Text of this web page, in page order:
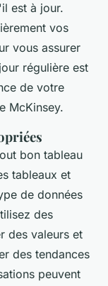
est à jour.
vos
vous assurer
régulière est
de votre
McKinsey.
bon tableau
tableaux et
de données
des
des valeurs et
des tendances
peuvent